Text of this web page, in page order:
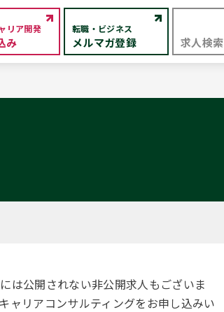
リア開発
み
転職・ビジネス
メルマガ登録 求人検索
は公開されない非公開求人もございま
ャリアコンサルティングをお申し込みい